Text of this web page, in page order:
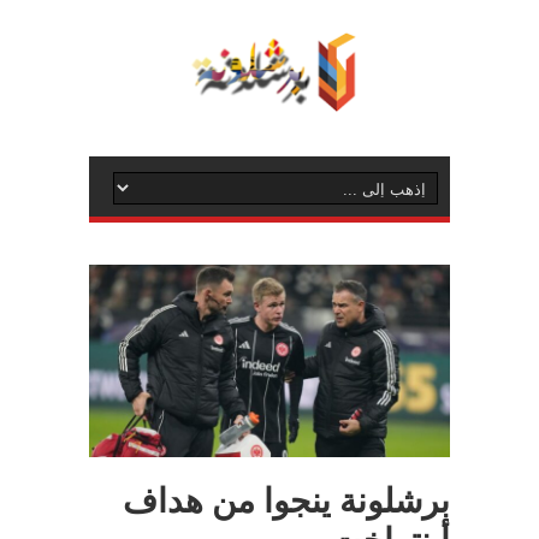
برشلونة ينجوا من هداف